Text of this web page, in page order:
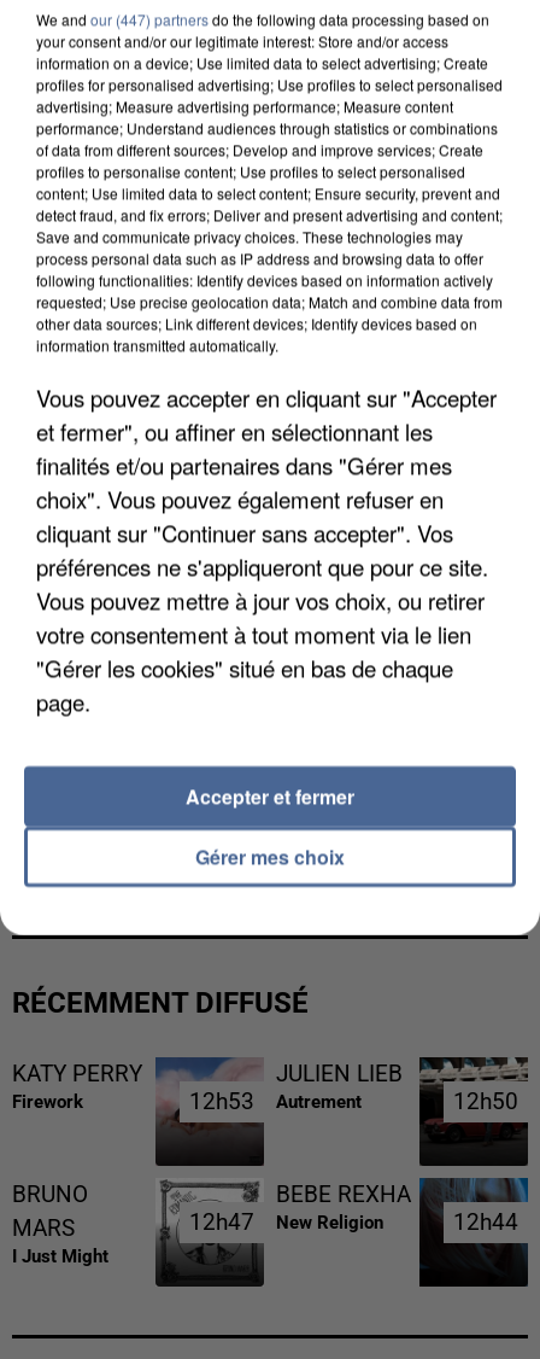
COULÉE DE BOUE EN HAUTE-SAVOIE
LES DONNÉES DE 300 000 CLIENTS DÉROBÉES À
INTERMARCHÉ APRÈS UNE...
RÉCEMMENT DIFFUSÉ
KATY PERRY
Firework 12h53
12h53
JULIEN LIEB
Autrement 12h50
12h50
BRUNO
MARS
I Just Might
12h47
12h47
BEBE REXHA
New Religion 12h44
12h44
We and our (447) partnersdo the following data processing based on
your consent and/or our legitimate interest: Store and/or access
information on a device; Use limited data to select advertising; Create
profiles for personalised advertising; Use profiles to select personalised
advertising; Measure advertising performance; Measure content
performance; Understand audiences through statistics or combinations
of data from different sources; Develop and improve services; Create
profiles to personalise content; Use profiles to select personalised
content; Use limited data to select content; Ensure security, prevent and
detect fraud, and fix errors; Deliver and present advertising and content;
Save and communicate privacy choices. These technologies may
process personal data such as IP address and browsing data to offer
following functionalities: Identify devices based on information actively
requested; Use precise geolocation data; Match and combine data from
other data sources; Link different devices; Identify devices based on
information transmitted automatically.
Vous pouvez accepter en cliquant sur "Accepter
et fermer", ou affiner en sélectionnant les
finalités et/ou partenaires dans "Gérer mes
choix". Vous pouvez également refuser en
cliquant sur "Continuer sans accepter". Vos
préférences ne s'appliqueront que pour ce site.
Vous pouvez mettre à jour vos choix, ou retirer
votre consentement à tout moment via le lien
"Gérer les cookies" situé en bas de chaque
page.
Gérer mes choix
Accepter et fermer